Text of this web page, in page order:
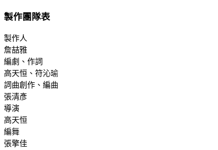
製作團隊表
製作人
詹喆雅
編劇、作詞
高天恒、符沁瑜
詞曲創作、編曲
張清彥
導演
高天恒
編舞
張擎佳